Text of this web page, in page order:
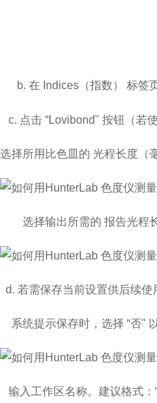
b. 在 Indices （指数） 标签
c. 点击 “Lovibond" 按钮（若
选择所用比色皿的 光程长度（
选择输出所需的 报告光程
d. 若需保存当前设置供后续
系统提示保存时，选择 “否"
输入工作区名称。建议格式：